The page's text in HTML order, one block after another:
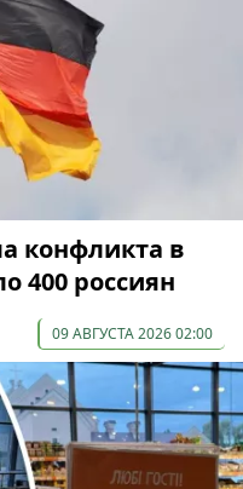
конфликта в
400 россиян
09 АВГУСТА 2026 02:00